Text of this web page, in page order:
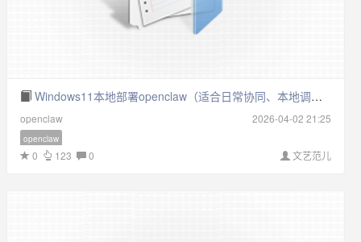
Windows11本地部署openclaw（适合日常协同、本地调试）
openclaw 2026-04-02 21:25
openclaw
文艺范儿
0 123 0